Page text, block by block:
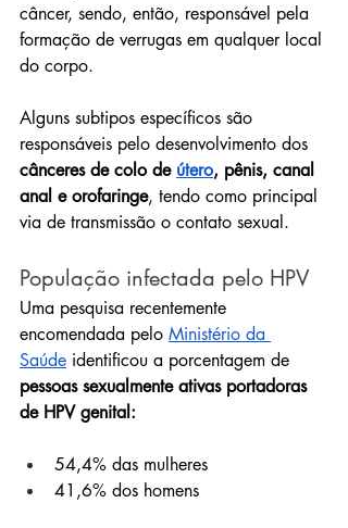
câncer, sendo, então, responsável pela
formação de verrugas em qualquer local
do corpo.
Alguns subtipos específicos são
responsáveis pelo desenvolvimento dos
cânceres de colo de útero, pênis, canal
anal e orofaringe, tendo como principal
via de transmissão o contato sexual.
População infectada pelo HPV
Uma pesquisa recentemente
encomendada pelo Ministério da
Saúde identificou a porcentagem de
pessoas sexualmente ativas portadoras
de HPV genital:
54,4% das mulheres
41,6% dos homens